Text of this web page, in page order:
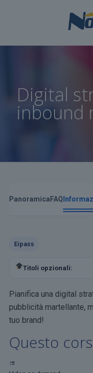
Digital
inbound
Panoramica FAQ
Eipass
Titoli opzionali:
Pianifica una digital
pubblicità martellante,
tuo brand!
Questo